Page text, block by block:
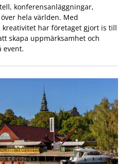
konferensanläggningar,
hela världen. Med
kreativitet har företaget gjort is till
skapa uppmärksamhet och
event.